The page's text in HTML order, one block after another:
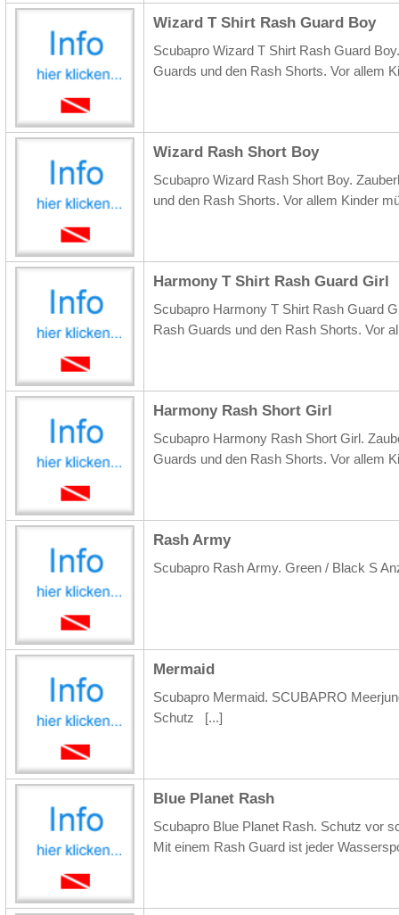
Wizard T Shirt Rash Guard Boy
Scubapro Wizard T Shirt Rash Guard
Guards und den Rash Shorts. Vor allem
Wizard Rash Short Boy
Scubapro Wizard Rash Short Boy.
und den Rash Shorts. Vor allem Kinder
Harmony T Shirt Rash Guard Girl
Scubapro Harmony T Shirt Rash Guard
Rash Guards und den Rash Shorts. Vor
Harmony Rash Short Girl
Scubapro Harmony Rash Short Girl.
Guards und den Rash Shorts. Vor allem
Rash Army
Scubapro Rash Army. Green / Black S
Mermaid
Scubapro Mermaid. SCUBAPRO
Schutz [...]
Blue Planet Rash
Scubapro Blue Planet Rash. Schutz vor
Mit einem Rash Guard ist jeder